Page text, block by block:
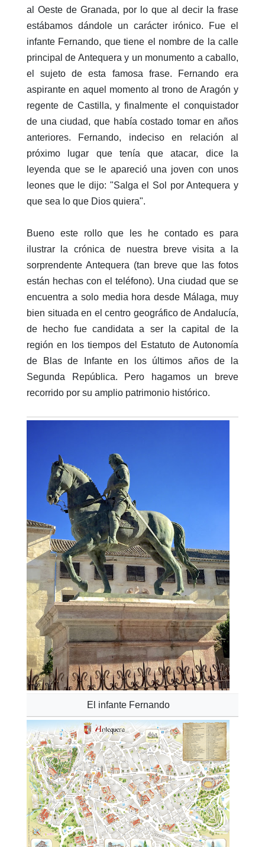
al Oeste de Granada, por lo que al decir la frase
estábamos dándole un carácter irónico. Fue el
infante Fernando, que tiene el nombre de la calle
principal de Antequera y un monumento a caballo,
el sujeto de esta famosa frase. Fernando era
aspirante en aquel momento al trono de Aragón y
regente de Castilla, y finalmente el conquistador
de una ciudad, que había costado tomar en años
anteriores. Fernando, indeciso en relación al
próximo lugar que tenía que atacar, dice la
leyenda que se le apareció una joven con unos
leones que le dijo: "Salga el Sol por Antequera y
que sea lo que Dios quiera".
Bueno este rollo que les he contado es para
ilustrar la crónica de nuestra breve visita a la
sorprendente Antequera (tan breve que las fotos
están hechas con el teléfono). Una ciudad que se
encuentra a solo media hora desde Málaga, muy
bien situada en el centro geográfico de Andalucía,
de hecho fue candidata a ser la capital de la
región en los tiempos del Estatuto de Autonomía
de Blas de Infante en los últimos años de la
Segunda República. Pero hagamos un breve
recorrido por su amplio patrimonio histórico.
El infante Fernando